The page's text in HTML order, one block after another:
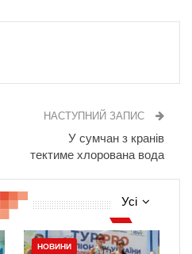
НАСТУПНИЙ ЗАПИС
У сумчан з кранів
тектиме хлорована вода
Усі
НОВИНИ